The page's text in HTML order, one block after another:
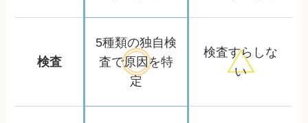
検査
5種類の独自検
査で原因を特
定
検査すらしな
い